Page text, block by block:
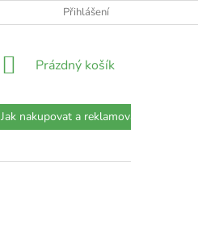
JAK BALÍME?
Přihlášení
NÁKUPNÍ
Prázdný košík
Jak nakupovat a reklamovat?